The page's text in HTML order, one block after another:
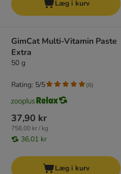
Læg i kurv
GimCat Multi-Vitamin Paste
Extra
50 g
37,90 kr
758,00 kr / kg
36,01 kr
Rating: 5/5 (6)
Læg i kurv